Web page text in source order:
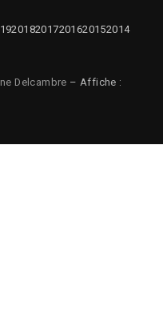
20182017201620152014
Delcambre – Affiche :